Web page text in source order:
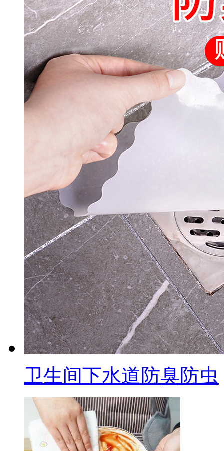
卫生间下水道防臭防虫